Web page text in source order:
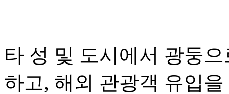
타 성 및 도시에서 광둥
하고, 해외 관광객 유입